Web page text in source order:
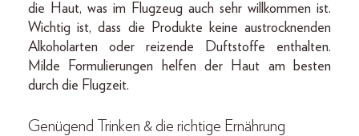
die Haut, was im Flugzeug auch sehr willkommen ist.
Wichtig ist, dass die Produkte keine austrocknenden
Alkoholarten oder reizende Duftstoffe enthalten.
Milde Formulierungen helfen der Haut am besten
durch die Flugzeit.
Genügend Trinken & die richtige Ernährung